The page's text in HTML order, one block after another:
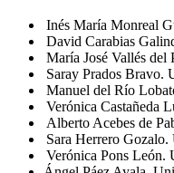
Inés María Monreal
David Carabias
María José Vallés del
Saray Prados Bravo.
Manuel del Río
Verónica Castañeda
Alberto Acebes de
Sara Herrero
Verónica Pons León.